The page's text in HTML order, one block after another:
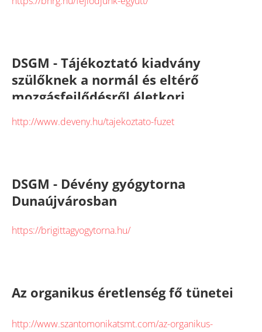
DSGM - Tájékoztató kiadvány
szülőknek a normál és eltérő
mozgásfejlődésről életkori
bontásban
http://www.deveny.hu/tajekoztato-fuzet
DSGM - Dévény gyógytorna
Dunaújvárosban
https://brigittagyogytorna.hu/
Az organikus éretlenség fő tünetei
http://www.szantomonikatsmt.com/az-organikus-